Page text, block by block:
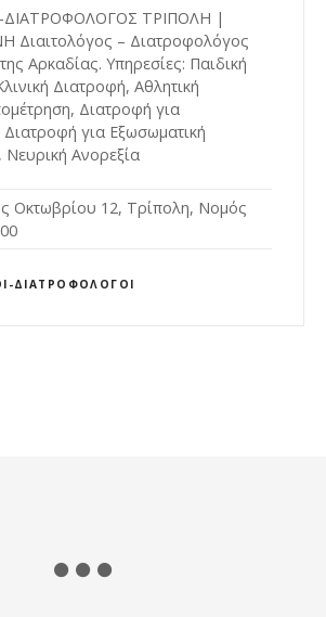
ΔΙΑΤΡΟΦΟΛΟΓΟΣ ΤΡΙΠΟΛΗ |
Διαιτολόγος – Διατροφολόγος
Αρκαδίας. Υπηρεσίες: Παιδική
Διατροφή, Αθλητική
Διατροφή για
για Εξωσωματική
Νευρική Ανορεξία
Οκτωβρίου 12, Τρίπολη, Νομός
ΔΙΑΤΡΟΦΟΛΌΓΟΙ